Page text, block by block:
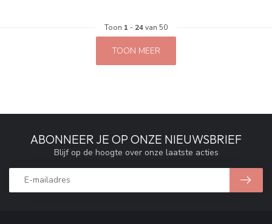
Toon 1 - 24van 50
TOON MEER
ABONNEER JE OP ONZE NIEUWSBRIEF
Blijf op de hoogte over onze laatste acties